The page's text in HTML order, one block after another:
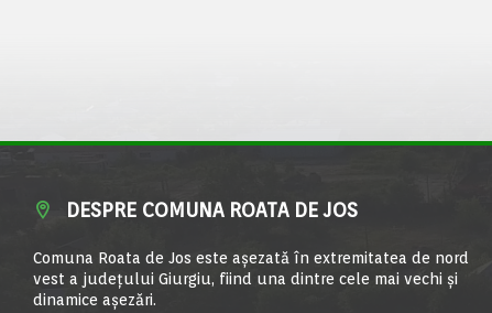
DESPRE COMUNA ROATA DE JOS
Comuna Roata de Jos este aşezată în extremitatea de nord
vest a judeţului Giurgiu, fiind una dintre cele mai vechi şi
dinamice aşezări.